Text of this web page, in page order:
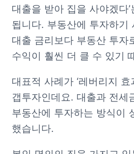
대출을 받아 집을 사야겠다
됩니다. 부동산에 투자하기
대출 금리보다 부동산 투자
수익이 훨씬 더 클 수 있기
대표적 사례가 ‘레버리지 효
갭투자인데요. 대출과 전세
부동산에 투자하는 방식이
했습니다.